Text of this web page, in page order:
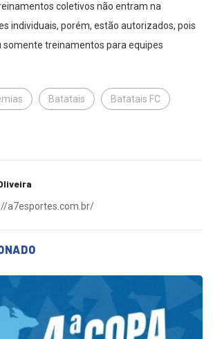
coletivos não entram na
individuais, porém, estão autorizados, pois
somente treinamentos para equipes
Batatais Batatais FC
a7esportes.com.br/